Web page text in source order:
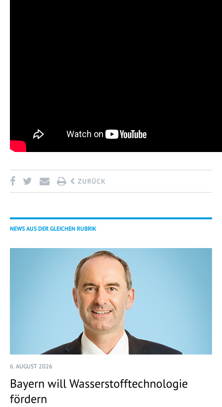
ZURÜCK
NEWS AUS DER GLEICHEN RUBRIK
6. AUGUST 2026
Bayern will Wasserstofftechnologie
fördern